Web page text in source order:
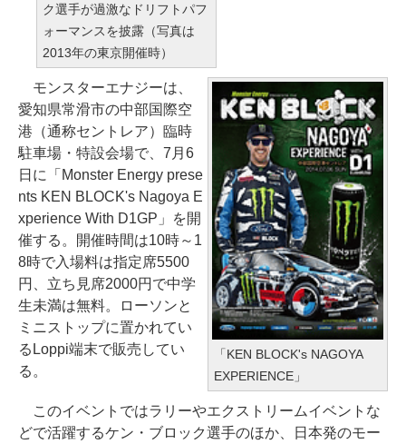
ク選手が過激なドリフトパフ
ォーマンスを披露（写真は
2013年の東京開催時）
「KEN BLOCK's NAGOYA
EXPERIENCE」
モンスターエナジーは、
愛知県常滑市の中部国際空
港（通称セントレア）臨時
駐車場・特設会場で、7月6
日に「Monster Energy prese
nts KEN BLOCK's Nagoya E
xperience With D1GP」を開
催する。開催時間は10時～1
8時で入場料は指定席5500
円、立ち見席2000円で中学
生未満は無料。ローソンと
ミニストップに置かれてい
るLoppi端末で販売してい
る。
このイベントではラリーやエクストリームイベントな
どで活躍するケン・ブロック選手のほか、日本発のモー